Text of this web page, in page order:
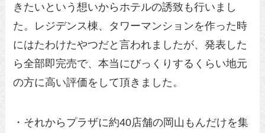
きたいという想いからホテルの誘致も行いまし
た。レジデンス棟、タワーマンションを作った時
にはたわけたやつだと言われましたが、発表した
ら全部即完売で、本当にびっくりするくらい地元
の方に高い評価をして頂きました。
・それからプラザに約40店舗の岡山もんだけを集